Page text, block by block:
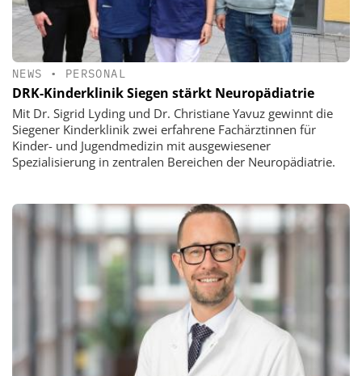
NEWS • PERSONAL
DRK-Kinderklinik Siegen stärkt Neuropädiatrie
Mit Dr. Sigrid Lyding und Dr. Christiane Yavuz gewinnt die
Siegener Kinderklinik zwei erfahrene Fachärztinnen für
Kinder- und Jugendmedizin mit ausgewiesener
Spezialisierung in zentralen Bereichen der Neuropädiatrie.